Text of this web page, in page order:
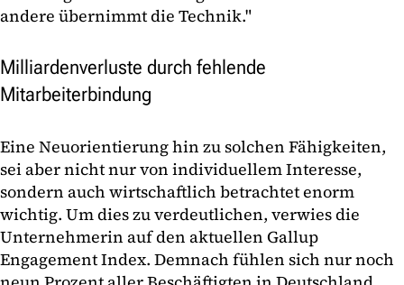
andere übernimmt die Technik."
Milliardenverluste durch fehlende
Mitarbeiterbindung
Eine Neuorientierung hin zu solchen Fähigkeiten,
sei aber nicht nur von individuellem Interesse,
sondern auch wirtschaftlich betrachtet enorm
wichtig. Um dies zu verdeutlichen, verwies die
Unternehmerin auf den aktuellen Gallup
Engagement Index. Demnach fühlen sich nur noch